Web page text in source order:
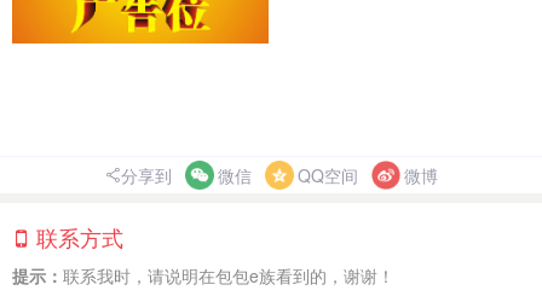
分享到 微信 QQ空间 微博
联系方式
提示： 联系我时，请说明在包包e族看到的，谢谢！